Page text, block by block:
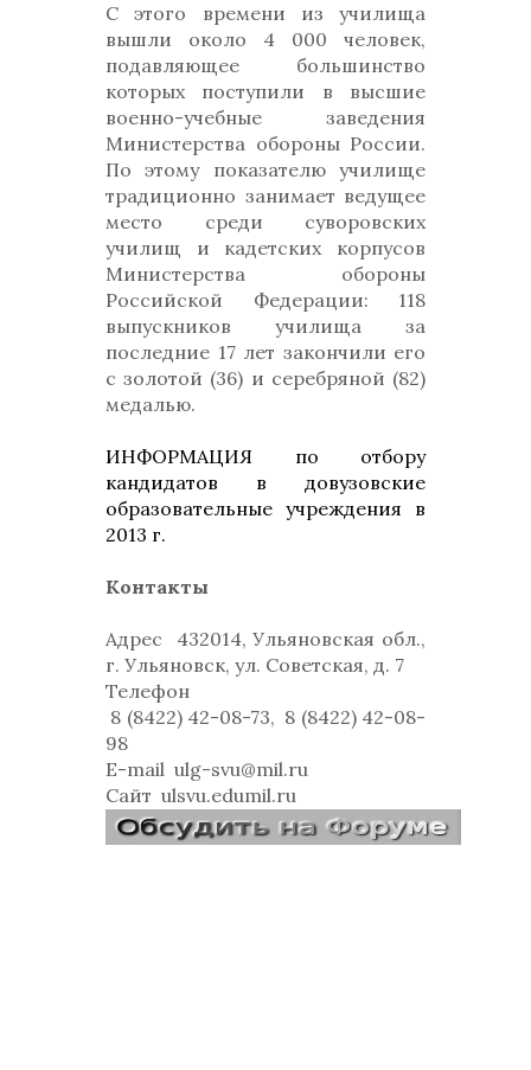
С этого времени из училища
вышли около 4 000 человек,
подавляющее большинство
которых поступили в высшие
военно-учебные заведения
Министерства обороны России.
По этому показателю училище
традиционно занимает ведущее
место среди суворовских
училищ и кадетских корпусов
Министерства обороны
Российской Федерации: 118
выпускников училища за
последние 17 лет закончили его
с золотой (36) и серебряной (82)
медалью.
ИНФОРМАЦИЯ по отбору
кандидатов в довузовские
образовательные учреждения в
2013 г.
Контакты
Адрес
432014, Ульяновская обл.,
г. Ульяновск, ул. Советская, д. 7
Телефон
8 (8422) 42-08-73, 8 (8422) 42-08-
98
E-mail ulg-svu@mil.ru
Сайт ulsvu.edumil.ru